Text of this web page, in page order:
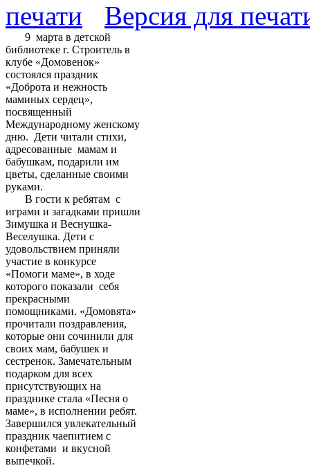
Версия для
9 марта в детской
библиотеке г. Строитель в
клубе «Домовенок»
состоялся праздник
«Доброта и нежность
маминых сердец»,
посвященный
Международному женскому
дню. Дети читали стихи,
адресованные мамам и
бабушкам, подарили им
цветы, сделанные своими
руками.
В гости к ребятам с
играми и загадками пришли
Зимушка и Веснушка-
Веселушка. Дети с
удовольствием приняли
участие в конкурсе
«Помоги маме», в ходе
которого показали себя
прекрасными
помощниками. «Домовята»
прочитали поздравления,
которые они сочинили для
своих мам, бабушек и
сестренок. Замечательным
подарком для всех
присутствующих на
празднике стала «Песня о
маме», в исполнении ребят.
Завершился увлекательный
праздник чаепитием с
конфетами и вкусной
выпечкой.